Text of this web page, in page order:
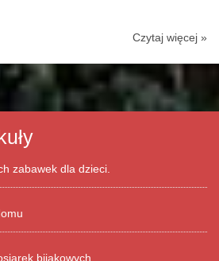
Czytaj więcej »
zabawek dla dzieci.
bijakowych